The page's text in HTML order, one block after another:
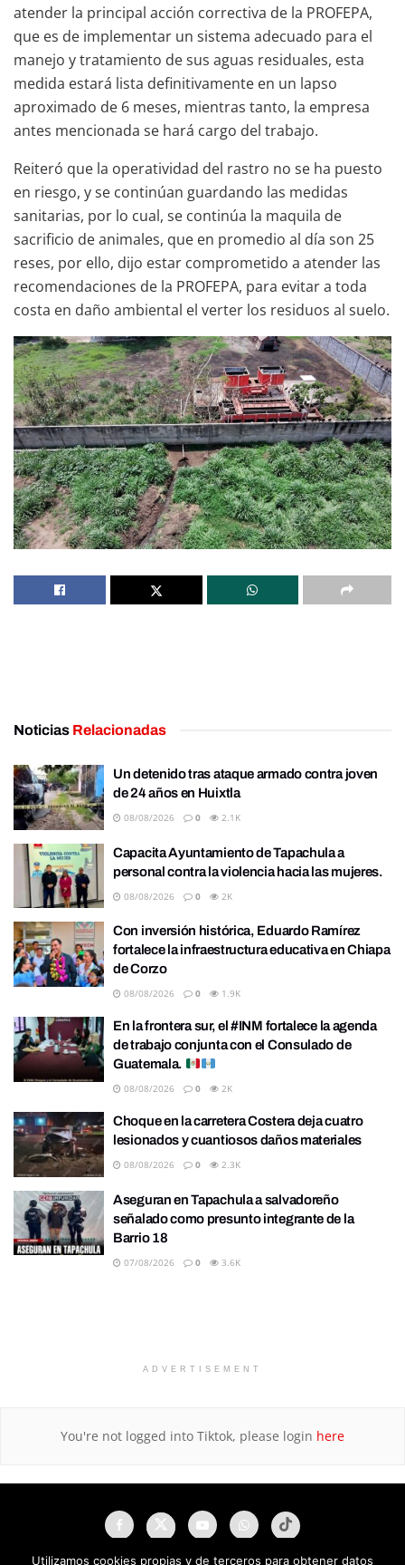
atender la principal acción correctiva de la PROFEPA,
que es de implementar un sistema adecuado para el
manejo y tratamiento de sus aguas residuales, esta
medida estará lista definitivamente en un lapso
aproximado de 6 meses, mientras tanto, la empresa
antes mencionada se hará cargo del trabajo.
Reiteró que la operatividad del rastro no se ha puesto
en riesgo, y se continúan guardando las medidas
sanitarias, por lo cual, se continúa la maquila de
sacrificio de animales, que en promedio al día son 25
reses, por ello, dijo estar comprometido a atender las
recomendaciones de la PROFEPA, para evitar a toda
costa en daño ambiental el verter los residuos al suelo.
Noticias Relacionadas
Un detenido tras ataque armado contra joven
de 24 años en Huixtla
08/08/2026 0 2.1K
Capacita Ayuntamiento de Tapachula a
personal contra la violencia hacia las mujeres.
08/08/2026 0 2K
Con inversión histórica, Eduardo Ramírez
fortalece la infraestructura educativa en Chiapa
de Corzo
08/08/2026 0 1.9K
En la frontera sur, el #INM fortalece la agenda
de trabajo conjunta con el Consulado de
Guatemala.
08/08/2026 0 2K
Choque en la carretera Costera deja cuatro
lesionados y cuantiosos daños materiales
08/08/2026 0 2.3K
Aseguran en Tapachula a salvadoreño
señalado como presunto integrante de la
Barrio 18
07/08/2026 0 3.6K
ADVERTISEMENT
You're not logged into Tiktok, please login here
Utilizamos cookies propias y de terceros para obtener datos